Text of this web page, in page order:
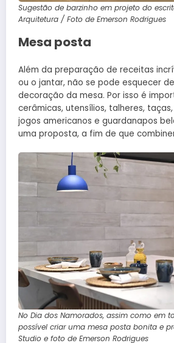
Sugestão de barzinho em projeto do
Arquitetura / Foto de Emerson Rodrigues
Mesa posta
Além da preparação de receitas
ou o jantar, não se pode esquecer
decoração da mesa. Por isso é
cerâmicas, utensílios, talheres,
jogos americanos e guardanapos
uma proposta, a fim de que
No Dia dos Namorados, assim como em
possível criar uma mesa posta bonita e
Studio e foto de Emerson Rodrigues